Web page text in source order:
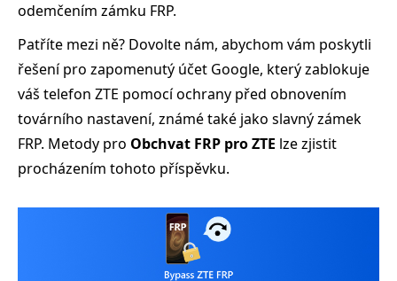
odemčením zámku FRP.
Patříte mezi ně? Dovolte nám, abychom vám poskytli
řešení pro zapomenutý účet Google, který zablokuje
váš telefon ZTE pomocí ochrany před obnovením
továrního nastavení, známé také jako slavný zámek
FRP. Metody pro Obchvat FRP pro ZTE lze zjistit
procházením tohoto příspěvku.